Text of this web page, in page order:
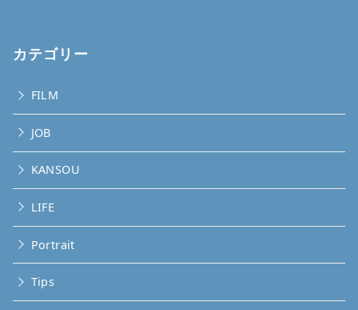
カテゴリー
FILM
JOB
KANSOU
LIFE
Portrait
Tips